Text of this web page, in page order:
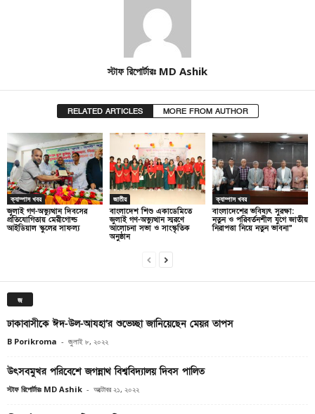
স্টাফ রিপোর্টারঃ MD Ashik
RELATED ARTICLES MORE FROM AUTHOR
ক্যাম্পাস খবর
জুলাই গণ-অভ্যুত্থান দিবসের
প্রতিযোগিতায় মেরীগোল্ড
আইডিয়াল স্কুলের সাফল্য
জাতীয়
বাংলাদেশ শিশু একাডেমিতে
জুলাই গণ-অভ্যুত্থান স্মরণে
আলোচনা সভা ও সাংস্কৃতিক
অনুষ্ঠান
ক্যাম্পাস খবর
বাংলাদেশের ভবিষ্যৎ সুরক্ষা:
নতুন ও পরিবর্তনশীল যুগে জাতীয়
নিরাপত্তা নিয়ে নতুন ভাবনা”
জ
ঢাকাবাসীকে ঈদ-উল-আযহা’র শুভেচ্ছা জানিয়েছেন মেয়র তাপস
B Porikroma - জুলাই ৮, ২০২২
উৎসবমুখর পরিবেশে জগন্নাথ বিশ্ববিদ্যালয় দিবস পালিত
স্টাফ রিপোর্টারঃ MD Ashik - অক্টোবর ২১, ২০২২